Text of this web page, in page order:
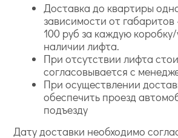
Доставка до квартиры
зависимости от
100 руб за каждую
наличии лифта.
При отсутствии лифта
согласовывается с
При осуществлении
обеспечить проезд
подъезду
Дату доставки необходимо